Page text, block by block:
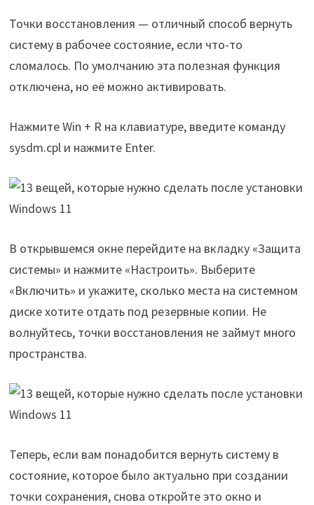
Точки восстановления — отличный способ вернуть
систему в рабочее состояние, если что-то
сломалось. По умолчанию эта полезная функция
отключена, но её можно активировать.
Нажмите Win + R на клавиатуре, введите команду
sysdm.cpl и нажмите Enter.
В открывшемся окне перейдите на вкладку «Защита
системы» и нажмите «Настроить». Выберите
«Включить» и укажите, сколько места на системном
диске хотите отдать под резервные копии. Не
волнуйтесь, точки восстановления не займут много
пространства.
Теперь, если вам понадобится вернуть систему в
состояние, которое было актуально при создании
точки сохранения, снова откройте это окно и